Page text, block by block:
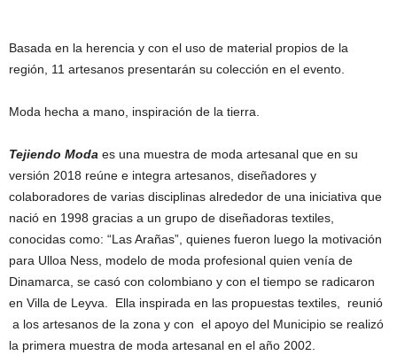
Basada en la herencia y con el uso de material propios de la
región, 11 artesanos presentarán su colección en el evento.
Moda hecha a mano, inspiración de la tierra.
Tejiendo Moda es una muestra de moda artesanal que en su
versión 2018 reúne e integra artesanos, diseñadores y
colaboradores de varias disciplinas alrededor de una iniciativa que
nació en 1998 gracias a un grupo de diseñadoras textiles,
conocidas como: “Las Arañas”, quienes fueron luego la motivación
para Ulloa Ness, modelo de moda profesional quien venía de
Dinamarca, se casó con colombiano y con el tiempo se radicaron
en Villa de Leyva. Ella inspirada en las propuestas textiles, reunió
a los artesanos de la zona y con el apoyo del Municipio se realizó
la primera muestra de moda artesanal en el año 2002.